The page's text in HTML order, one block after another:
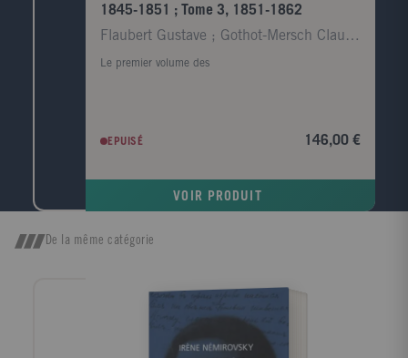
Caen.
1845-1851 ; Tome 3, 1851-1862
Flaubert Gustave ; Gothot-Mersch Claudine
Le premier volume des
EPUISÉ 146,00 €
VOIR PRODUIT
De la même catégorie